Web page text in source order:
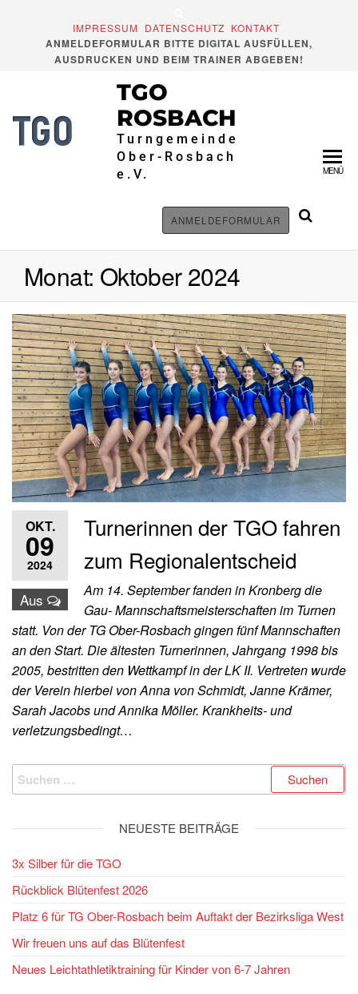
IMPRESSUM DATENSCHUTZ KONTAKT
ANMELDEFORMULAR BITTE DIGITAL AUSFÜLLEN,
AUSDRUCKEN UND BEIM TRAINER ABGEBEN!
TGO
ROSBACH
Turngemeinde
Ober-Rosbach
e.V.
ANMELDEFORMULAR
MENÜ
Monat: Oktober 2024
OKT.
09
2024
Aus
Turnerinnen der TGO fahren
zum Regionalentscheid
Am 14. September fanden in Kronberg die
Gau- Mannschaftsmeisterschaften im Turnen
statt. Von der TG Ober-Rosbach gingen fünf Mannschaften
an den Start. Die ältesten Turnerinnen, Jahrgang 1998 bis
2005, bestritten den Wettkampf in der LK II. Vertreten wurde
der Verein hierbei von Anna von Schmidt, Janne Krämer,
Sarah Jacobs und Annika Möller. Krankheits- und
verletzungsbedingt…
Suchen
nach:
NEUESTE BEITRÄGE
3x Silber für die TGO
Rückblick Blütenfest 2026
Platz 6 für TG Ober-Rosbach beim Auftakt der Bezirksliga West
Wir freuen uns auf das Blütenfest
Neues Leichtathletiktraining für Kinder von 6-7 Jahren